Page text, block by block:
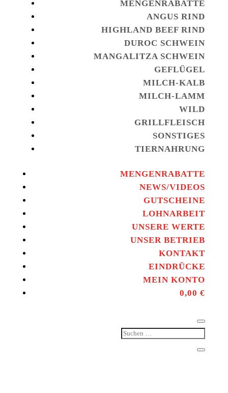
MENGENRABATTE
ANGUS RIND
HIGHLAND BEEF RIND
DUROC SCHWEIN
MANGALITZA SCHWEIN
GEFLÜGEL
MILCH-KALB
MILCH-LAMM
WILD
GRILLFLEISCH
SONSTIGES
TIERNAHRUNG
MENGENRABATTE
NEWS/VIDEOS
GUTSCHEINE
LOHNARBEIT
UNSERE WERTE
UNSER BETRIEB
KONTAKT
EINDRÜCKE
MEIN KONTO
0,00€